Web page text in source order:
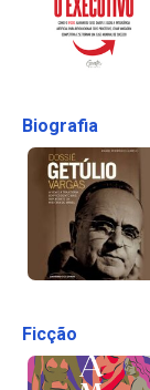
Biografia
Ficção